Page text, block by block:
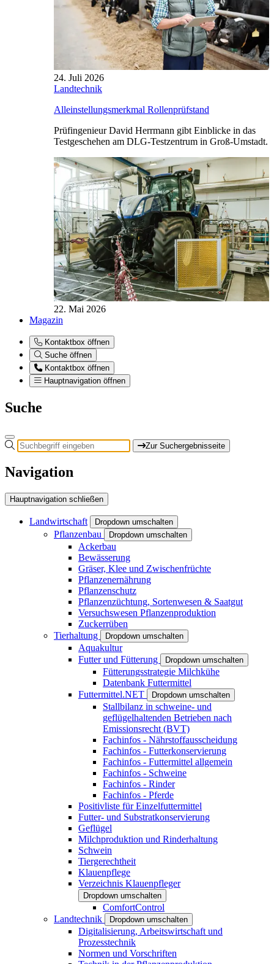
24. Juli 2026
Landtechnik
Alleinstellungsmerkmal Rollenprüfstand
Prüfingenieur David Herrmann gibt Einblicke in das
Testgeschehen am DLG-Testzentrum in Groß-Umstadt.
22. Mai 2026
Magazin
Kontaktbox öffnen
Suche öffnen
Kontaktbox öffnen
Hauptnavigation öffnen
Suche
Zur Suchergebnisseite
Navigation
Hauptnavigation schließen
Landwirtschaft Dropdown umschalten
Pflanzenbau Dropdown umschalten
Ackerbau
Bewässerung
Gräser, Klee und Zwischenfrüchte
Pflanzenernährung
Pflanzenschutz
Pflanzenzüchtung, Sortenwesen & Saatgut
Versuchswesen Pflanzenproduktion
Zuckerrüben
Tierhaltung
Dropdown umschalten
Aquakultur
Futter und Fütterung
Dropdown umschalten
Fütterungsstrategie Milchkühe
Datenbank Futtermittel
Futtermittel.NET
Dropdown umschalten
Stallbilanz in schweine- und
geflügelhaltenden Betrieben nach
Emissionsrecht (BVT)
Fachinfos - Nährstoffausscheidung
Fachinfos - Futterkonservierung
Fachinfos - Futtermittel allgemein
Fachinfos - Schweine
Fachinfos - Rinder
Fachinfos - Pferde
Positivliste für Einzelfuttermittel
Futter- und Substratkonservierung
Geflügel
Milchproduktion und Rinderhaltung
Schwein
Tiergerechtheit
Klauenpflege
Verzeichnis Klauenpfleger
Dropdown umschalten
ComfortControl
Landtechnik
Dropdown umschalten
Digitalisierung, Arbeitswirtschaft und
Prozesstechnik
Normen und Vorschriften